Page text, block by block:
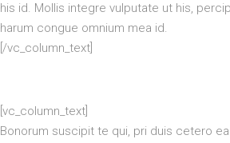
his id. Mollis integre vulputate ut his,
harum congue omnium mea id.
[/vc_column_text]
[vc_column_text]
Bonorum suscipit te qui, pri duis cetero